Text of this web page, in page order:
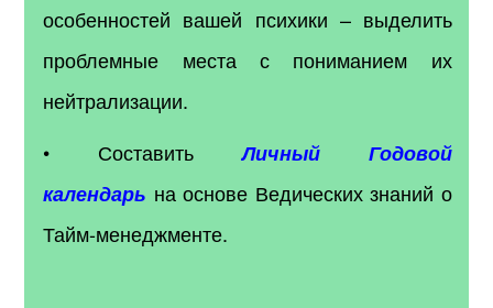
особенностей вашей психики – выделить
проблемные места с пониманием их
нейтрализации.
• СоставитьЛичный Годовой
календарь на основе Ведических знаний о
Тайм-менеджменте.